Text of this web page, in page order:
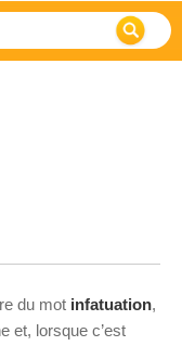
du mot infatuation,
et, lorsque c’est